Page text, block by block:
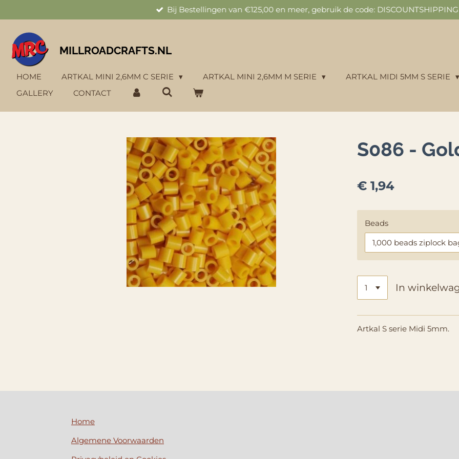
direct
de
hoofdinhoud
Bij Bestellingen van €125,00 en meer, gebruik de code:
MILLROADCRAFTS.NL
HOME ARTKAL MINI 2,6MM C SERIE ARTKAL MINI 2,6MM M SERIE
ARTKAL MIDI 5MM S SERIE
GALLERY
CONTACT
S086 -
€ 1,94
Beads
In
Artkal S serie Midi 5mm.
Home
Algemene Voorwaarden